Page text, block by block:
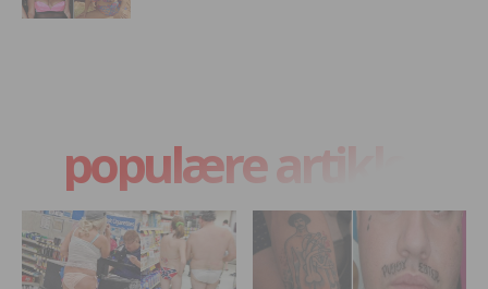
populære artikler